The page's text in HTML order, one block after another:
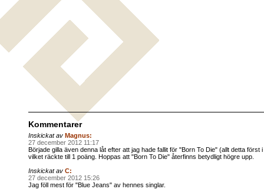
Kommentarer
Inskickat av Magnus:
27 december 2012 11:17
Började gilla även denna låt efter att jag hade fallit för "Born To Die" (allt detta först
vilket räckte till 1 poäng. Hoppas att "Born To Die" återfinns betydligt högre upp.
Inskickat av C:
27 december 2012 15:26
Jag föll mest för "Blue Jeans" av hennes singlar.